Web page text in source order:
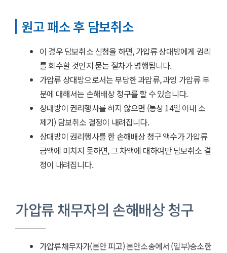
원고 패소 후 담보취소
이 경우 담보취소 신청을 하면, 가압류 상대방에게 권리
를 회수할 것인지 묻는 절차가 병행됩니다.
가압류 상대방으로서는 부당한 과압류, 과잉 가압류 부
분에 대해서는 손해배상 청구를 할 수 있습니다.
상대방이 권리행사를 하지 않으면 (통상 14일 이내 소
제기) 담보취소 결정이 내려집니다.
상대방이 권리행사를 한 손해배상 청구 액수가 가압류
금액에 미치지 못하면, 그 차액에 대하여만 담보취소 결
정이 내려집니다.
가압류 채무자의 손해배상 청구
가압류채무자가(본안 피고) 본안소송에서 (일부)승소한